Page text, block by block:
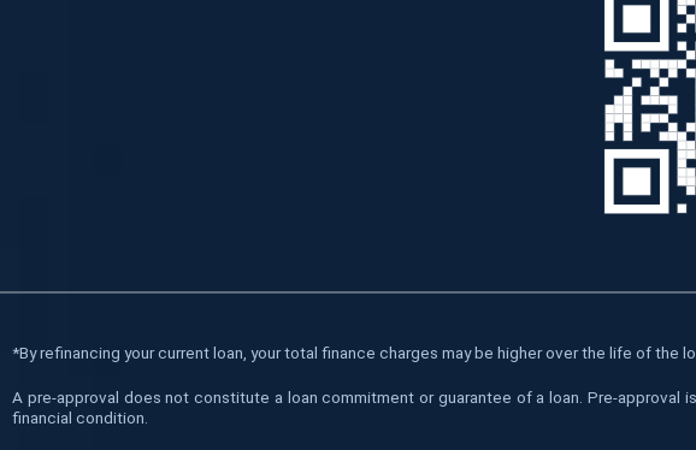
*By refinancing your current loan, your total finance charges may be higher over the life of the
A pre-approval does not constitute a loan commitment or guarantee of a loan. Pre-
financial condition.